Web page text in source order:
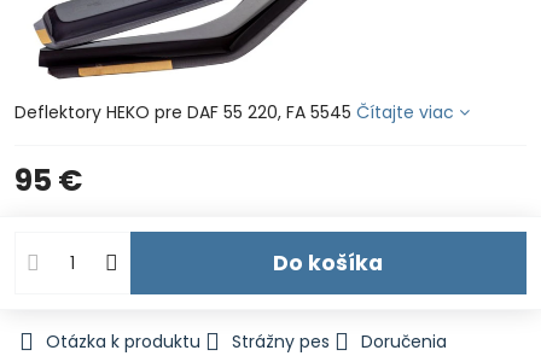
Deflektory HEKO pre DAF 55 220, FA 5545 Čítajte viac
95 €
Do košíka
Otázka k produktu Strážny pes
Doručenia